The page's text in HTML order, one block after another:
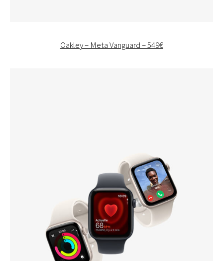
Oakley – Meta Vanguard – 549€